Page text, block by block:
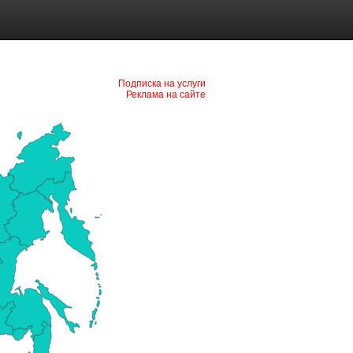
Подписка на услуги
Реклама на сайте